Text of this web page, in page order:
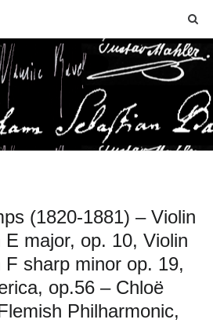
(1820-1881) – Violin
E major, op. 10, Violin
F sharp minor op. 19,
op.56 – Chloë
Philharmonic,